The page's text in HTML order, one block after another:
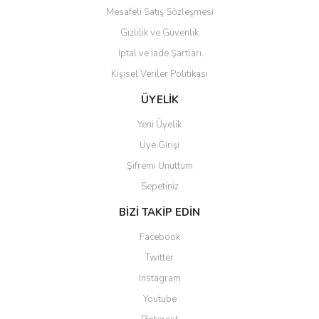
Mesafeli Satış Sözleşmesi
Gizlilik ve Güvenlik
İptal ve İade Şartları
Kişisel Veriler Politikası
ÜYELİK
Yeni Üyelik
Üye Girişi
Şifremi Unuttum
Sepetiniz
BİZİ TAKİP EDİN
Facebook
Twitter
Instagram
Youtube